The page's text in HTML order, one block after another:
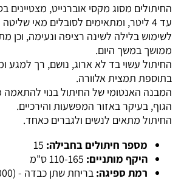
החיתולים מסוג מקסי אוברנייט, מצטיינים
עד 4 ליטר, ומתאימים לסובלים מאי שליטה חמורה.
לשימוש בלילה לשינה רציפה ונעימה, וכן
ממושך במשך היום.
החיתול עשוי בד לא ארוג, נושם, רך למגע
בתוספת תמצית אלוורה.
המבנה האנטומי של החיתול בנוי
הגוף, בעיקר באזור המפשעות והירכיים.
החיתול מתאים לנשים ולגברים כאחד.
מספר חיתולים בחבילה:
היקף מותניים:
רמת ספיגה: בריחת שתן כבדה - (4000 מ"ל)